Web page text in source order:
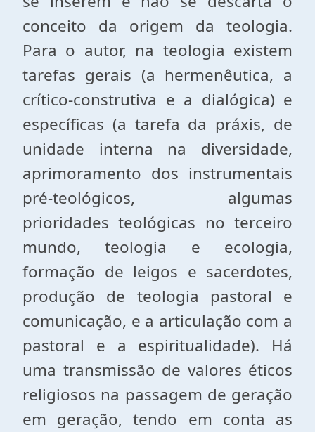
conceito da origem da teologia.
Para o autor, na teologia existem
tarefas gerais (a hermenêutica, a
crítico-construtiva e a dialógica) e
específicas (a tarefa da práxis, de
unidade interna na diversidade,
aprimoramento dos instrumentais
pré-teológicos, algumas
prioridades teológicas no terceiro
mundo, teologia e ecologia,
formação de leigos e sacerdotes,
produção de teologia pastoral e
comunicação, e a articulação com a
pastoral e a espiritualidade). Há
uma transmissão de valores éticos
religiosos na passagem de geração
em geração, tendo em conta as